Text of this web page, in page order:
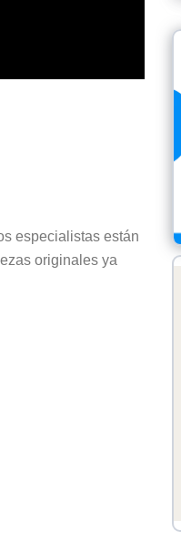
especialistas están
originales ya